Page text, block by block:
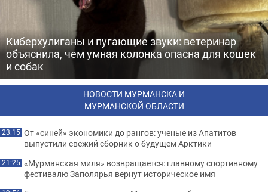
Киберхулиганы и пугающие звуки: ветеринар
объяснила, чем умная колонка опасна для кошек
и собак
НОВОСТИ МУРМАНСКА И
МУРМАНСКОЙ ОБЛАСТИ
23:15 От «синей» экономики до рангов: ученые из Апатитов
выпустили свежий сборник о будущем Арктики
21:25 «Мурманская миля» возвращается: главному спортивному
фестивалю Заполярья вернут историческое имя